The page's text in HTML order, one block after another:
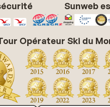
Sunweb
Opérateur Ski du